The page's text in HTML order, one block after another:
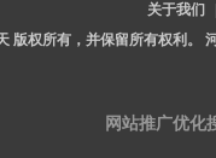
关于我们
版权所有，并保留所有权利。
网站推广优化